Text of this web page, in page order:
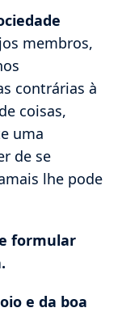
membros,
contrárias à
coisas,
uma
de se
lhe pode
formular
e da boa